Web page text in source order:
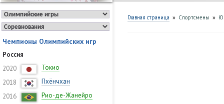
Чемпионы Олимпийских игр
Россия
2020
Токио
2018
Пхёнчхан
2016
Рио-де-Жанейро
Главная страница » Спортсмены »